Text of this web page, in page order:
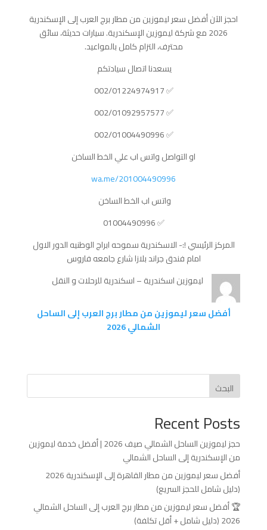
احجز الآن أفضل سعر ليموزين من مطار برج العرب إلى الإسكندرية
2026 مع شركة ليموزين الإسكندرية. سيارات حديثة، سائق
محترف، التزام كامل بالمواعيد.
يسعدنا اتصال سيادتكم
✅️ 002/01224974917
✅️ 002/01092957577
✅️ 002/01004490996
او التواصل واتس اب علي الخط الساخن
wa.me/201004490996
واتس اب الخط الساخن
✅️ 01004490996
المركز الرئيسي !:- الاسكندرية سموحه ابراج الوطنيه الدور الاول
امام فندق جراند بلازا شارع جامعه فاروس
ليموزين اسكندرية – اسكندرية للرحلات و النقل
أفضل سعر ليموزين من مطار برج العرب إلى الساحل
الشمالي 2026
البحث
Recent Posts
حجز ليموزين الساحل الشمالي صيف 2026 | أفضل خدمة ليموزين
من الإسكندرية إلى الساحل الشمالي
أفضل سعر ليموزين من مطار القاهرة إلى الإسكندرية 2026
(دليل شامل للحجز السريع)
🏆 أفضل سعر ليموزين من مطار برج العرب إلى الساحل الشمالي
2026 (دليل شامل + أقل تكلفة)